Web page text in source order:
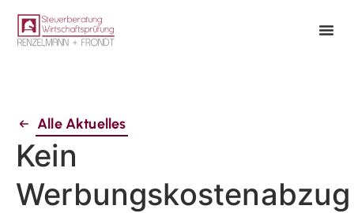
Alle Aktuelles
Kein
Werbungskostenabzug